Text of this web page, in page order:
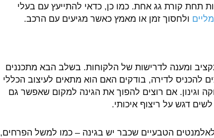
תחת קורת גג אחת. כמו כן, כדאי להתייעץ עם בעלי
ולחסוך זמן או מאמץ כאשר מגיעים עם הרכב.
ומענה לדרישות של הלקוחות. בשלב הבא מתכננים
להכניס לדירה, בודקים האם הוא מתאים לעיצוב הכללי
וגינון. אם רוצים להפוך את הגינה למקום שאפשר גם
דגש על ריצוף איכותי.
הטבעיים שכבר יש בגינה – כמו למשל הפרחים,